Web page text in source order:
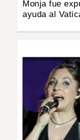
MUNDO
MULTIMEDIA
IMPRESO
Monja fue
ayuda al